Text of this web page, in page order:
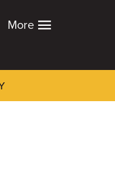
More